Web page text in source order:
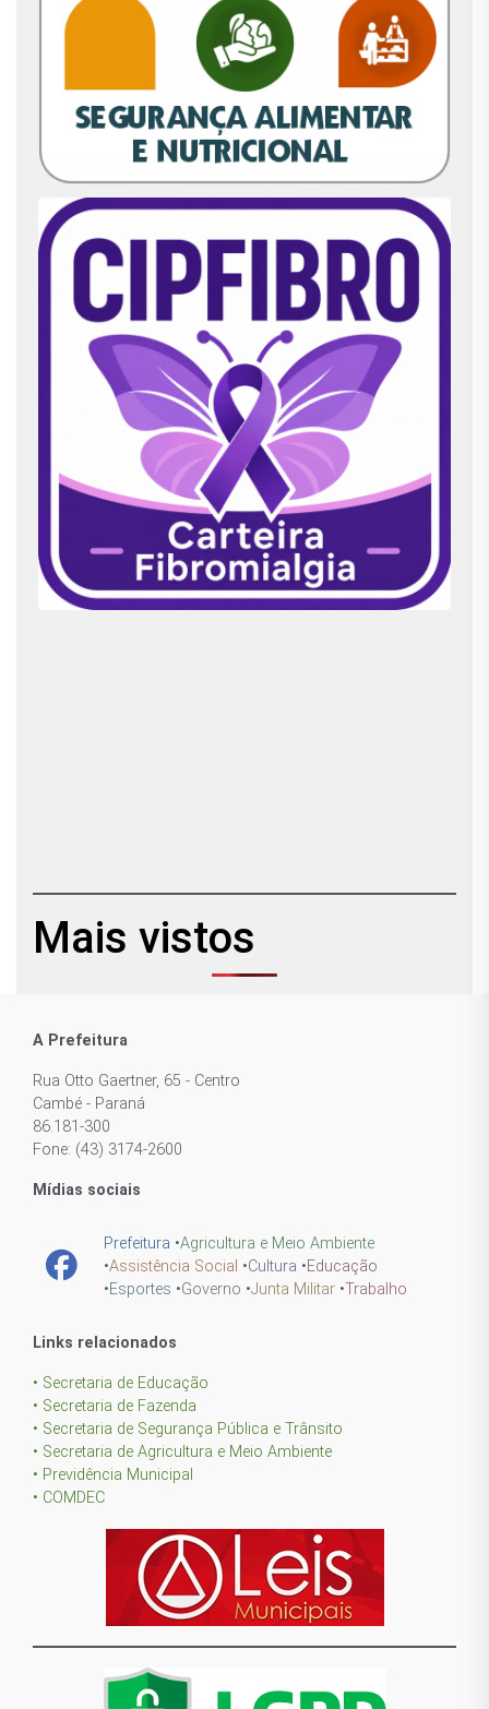
Mais vistos
A Prefeitura
Rua Otto Gaertner, 65 - Centro
Cambé - Paraná
86.181-300
Fone: (43) 3174-2600
Mídias sociais
Prefeitura •Agricultura e Meio Ambiente
•Assistência Social •Cultura •Educação
•Esportes •Governo •Junta Militar •Trabalho
Links relacionados
• Secretaria de Educação
• Secretaria de Fazenda
• Secretaria de Segurança Pública e Trânsito
• Secretaria de Agricultura e Meio Ambiente
• Previdência Municipal
• COMDEC